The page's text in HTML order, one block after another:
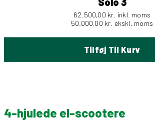
62.500,00 kr. inkl. moms
50.000,00 kr. ekskl. moms
Tilføj Til Kurv
4-hjulede el-scootere